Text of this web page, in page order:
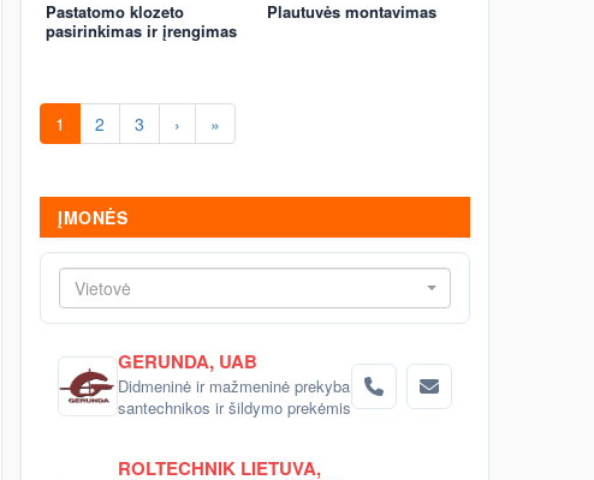
Pastatomo klozeto
pasirinkimas ir įrengimas
Plautuvės montavimas
1 2 3 › »
ĮMONĖS
Vietovė
GERUNDA, UAB
Didmeninė ir mažmeninė prekyba
santechnikos ir šildymo prekėmis
ROLTECHNIK LIETUVA,